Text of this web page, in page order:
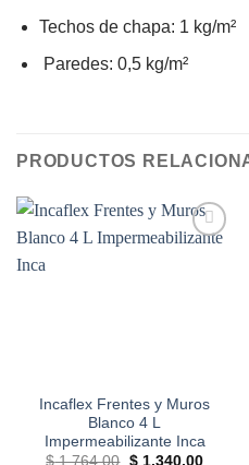
Techos de chapa: 1 kg/m²
Paredes: 0,5 kg/m²
PRODUCTOS
Incaflex Frentes y Muros
Blanco 4 L
Impermeabilizante Inca
$1.764,00 El
$1.340,00El